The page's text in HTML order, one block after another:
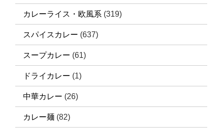
カレーライス・欧風系 (319)
スパイスカレー (637)
スープカレー (61)
ドライカレー (1)
中華カレー (26)
カレー麺 (82)